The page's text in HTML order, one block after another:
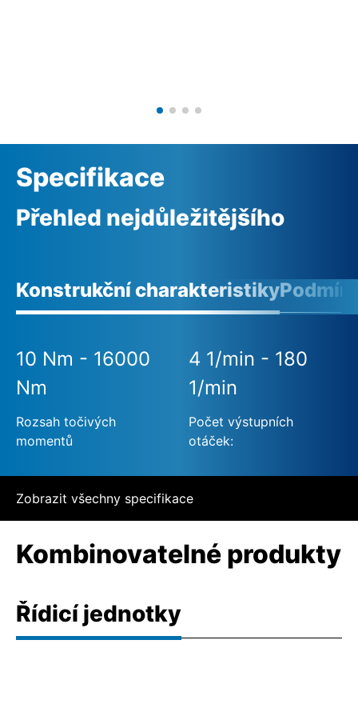
Specifikace
Přehled nejdůležitějšího
Konstrukční charakteristiky
10 Nm - 16000
Nm
Rozsah točivých
momentů
4 1/min - 180
1/min
Počet výstupních
otáček:
Zobrazit všechny specifikace
Kombinovatelné produkty
Řídicí jednotky